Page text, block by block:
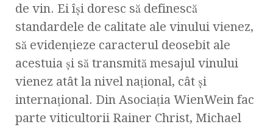
de vin. Ei îşi doresc să definescă
standardele de calitate ale vinului vienez,
să evidenţieze caracterul deosebit ale
acestuia şi să transmită mesajul vinului
vienez atât la nivel naţional, cât şi
internaţional. Din Asociaţia WienWein fac
parte viticultorii Rainer Christ, Michael